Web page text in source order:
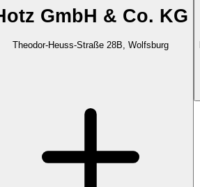
GmbH & Co. KG
Theodor-Heuss-Straße 28B, Wolfsburg